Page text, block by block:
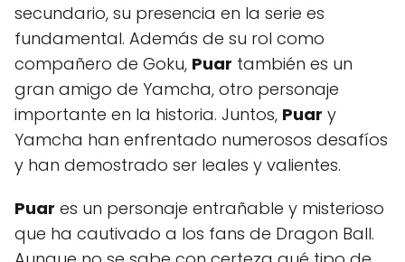
secundario, su presencia en la serie es
fundamental. Además de su rol como
compañero de Goku, Puar también es un
gran amigo de Yamcha, otro personaje
importante en la historia. Juntos, Puar y
Yamcha han enfrentado numerosos desafíos
y han demostrado ser leales y valientes.
Puar es un personaje entrañable y misterioso
que ha cautivado a los fans de Dragon Ball.